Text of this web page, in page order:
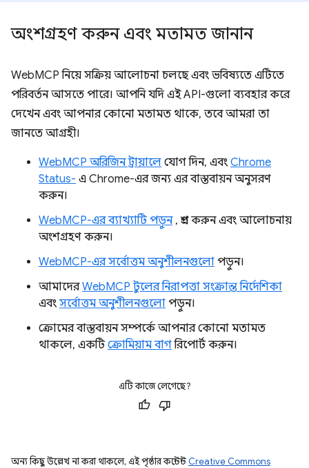
অংশগ্রহণ করুন এবং মতামত জানান
WebMCP নিয়ে সক্রিয় আলোচনা চলছে এবং ভবিষ্যতে এটিতে
পরিবর্তন আসতে পারে। আপনি যদি এই API-গুলো ব্যবহার করে
দেখেন এবং আপনার কোনো মতামত থাকে, তবে আমরা তা
জানতে আগ্রহী।
WebMCP অরিজিন ট্রায়ালে যোগ দিন, এবং Chrome
Status- এ Chrome-এর জন্য এর বাস্তবায়ন অনুসরণ
করুন।
WebMCP-এর ব্যাখ্যাটি পড়ুন, প্রশ্ন করুন এবং আলোচনায়
অংশগ্রহণ করুন।
WebMCP-এর সর্বোত্তম অনুশীলনগুলো পড়ুন।
আমাদেরWebMCP টুলের নিরাপত্তা সংক্রান্ত নির্দেশিকা
এবং সর্বোত্তম অনুশীলনগুলো পড়ুন।
ক্রোমের বাস্তবায়ন সম্পর্কে আপনার কোনো মতামত
থাকলে, একটিক্রোমিয়াম বাগরিপোর্ট করুন।
এটি কাজে লেগেছে?
অন্য কিছু উল্লেখ না করা থাকলে, এই পৃষ্ঠার কন্টেন্ট Creative Commons